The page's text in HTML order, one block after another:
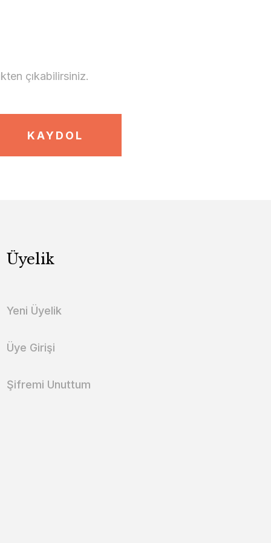
çıkabilirsiniz.
KAYDOL
Üyelik
Yeni Üyelik
Üye Girişi
Şifremi Unuttum